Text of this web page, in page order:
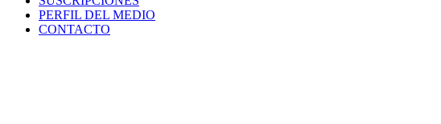
PERFIL DEL MEDIO
CONTACTO